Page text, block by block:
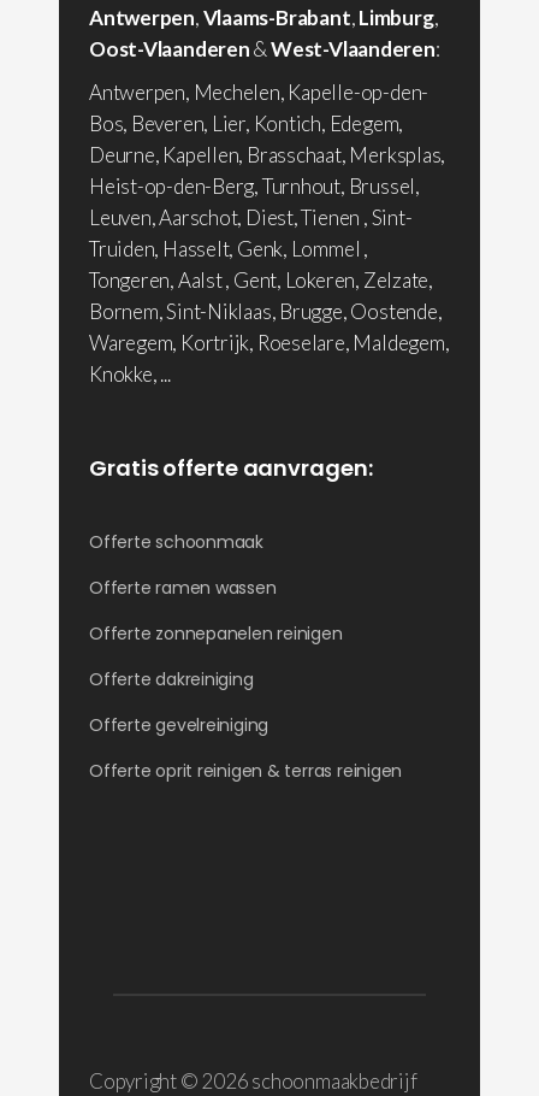
Antwerpen,Vlaams-Brabant,Limburg,
Oost-Vlaanderen&West-Vlaanderen:
Antwerpen, Mechelen, Kapelle-op-den-
Bos, Beveren, Lier, Kontich, Edegem,
Deurne, Kapellen, Brasschaat, Merksplas,
Heist-op-den-Berg, Turnhout, Brussel,
Leuven, Aarschot, Diest, Tienen , Sint-
Truiden, Hasselt, Genk, Lommel ,
Tongeren, Aalst , Gent, Lokeren, Zelzate,
Bornem, Sint-Niklaas, Brugge, Oostende,
Waregem, Kortrijk, Roeselare, Maldegem,
Knokke, ...
Gratis offerte aanvragen:
Offerte schoonmaak
Offerte ramen wassen
Offerte zonnepanelen reinigen
Offerte dakreiniging
Offerte gevelreiniging
Offerte oprit reinigen & terras reinigen
Copyright © 2026 schoonmaakbedrijf